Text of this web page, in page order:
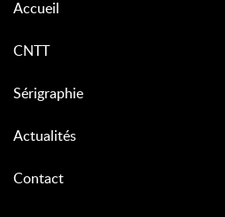
Accueil
CNTT
Sérigraphie
Actualités
Contact